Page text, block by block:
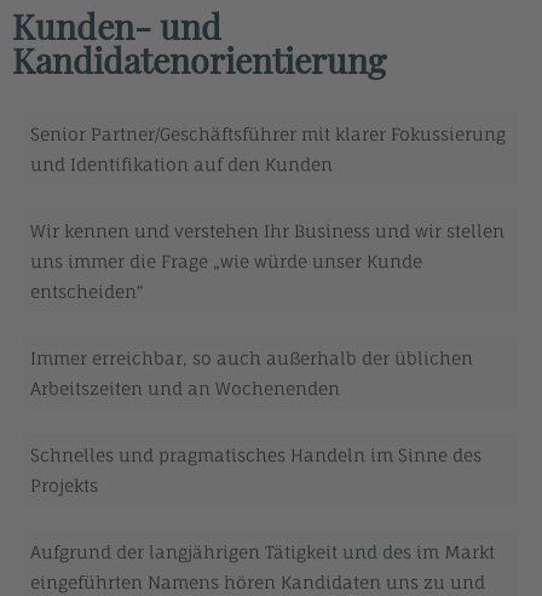
Kunden- und
Kandidatenorientierung
Senior Partner/Geschäftsführer mit klarer Fokussierung
und Identifikation auf den Kunden
Wir kennen und verstehen Ihr Business und wir stellen
uns immer die Frage „wie würde unser Kunde
entscheiden“
Immer erreichbar, so auch außerhalb der üblichen
Arbeitszeiten und an Wochenenden
Schnelles und pragmatisches Handeln im Sinne des
Projekts
Aufgrund der langjährigen Tätigkeit und des im Markt
eingeführten Namens hören Kandidaten uns zu und